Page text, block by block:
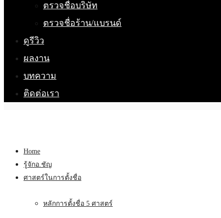
ตรวจชื่อบริษัท
ตรวจชื่อร้าน/แบรนด์
ดูรีวิว
ผลงาน
บทความ
ติดต่อเรา
Home
รู้จักอ.ชัญ
ศาสตร์ในการตั้งชื่อ
หลักการตั้งชื่อ 5 ศาสตร์